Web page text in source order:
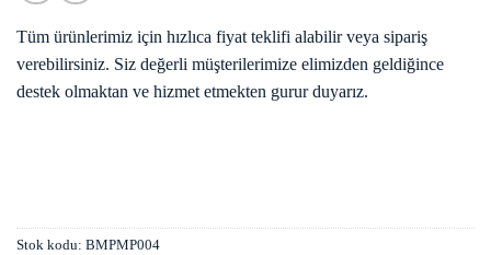
Tüm ürünlerimiz için hızlıca fiyat teklifi alabilir veya sipariş
verebilirsiniz. Siz değerli müşterilerimize elimizden geldiğince
destek olmaktan ve hizmet etmekten gurur duyarız.
Stok kodu: BMPMP004